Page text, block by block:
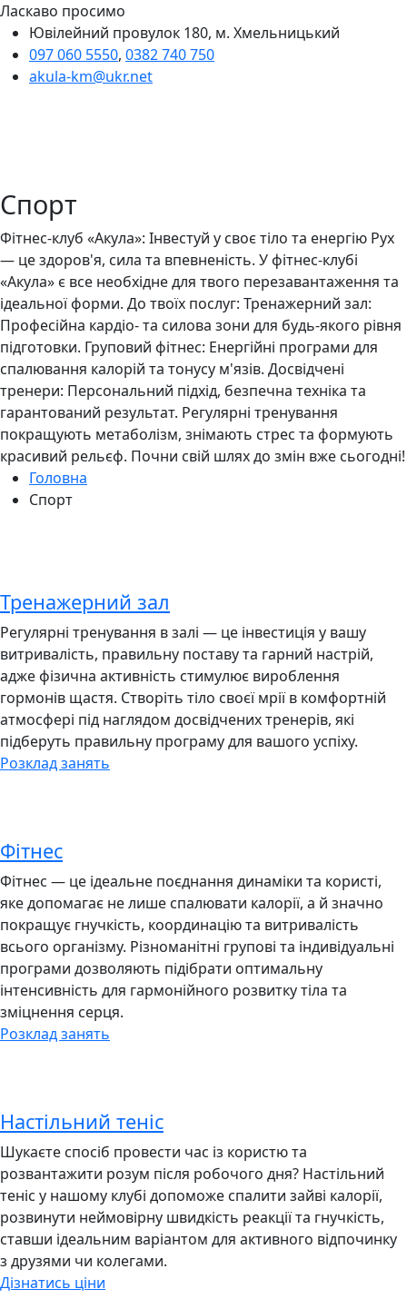
Ласкаво просимо
Ювілейний провулок 180, м. Хмельницький
097 060 5550, 0382 740 750
akula-km@ukr.net
Спорт
Фітнес-клуб «Акула»: Інвестуй у своє тіло та енергію Рух
— це здоров'я, сила та впевненість. У фітнес-клубі
«Акула» є все необхідне для твого перезавантаження та
ідеальної форми. До твоїх послуг: Тренажерний зал:
Професійна кардіо- та силова зони для будь-якого рівня
підготовки. Груповий фітнес: Енергійні програми для
спалювання калорій та тонусу м'язів. Досвідчені
тренери: Персональний підхід, безпечна техніка та
гарантований результат. Регулярні тренування
покращують метаболізм, знімають стрес та формують
красивий рельєф. Почни свій шлях до змін вже сьогодні!
Головна
Спорт
Тренажерний зал
Регулярні тренування в залі — це інвестиція у вашу
витривалість, правильну поставу та гарний настрій,
адже фізична активність стимулює вироблення
гормонів щастя. Створіть тіло своєї мрії в комфортній
атмосфері під наглядом досвідчених тренерів, які
підберуть правильну програму для вашого успіху.
Розклад занять
Фітнес
Фітнес — це ідеальне поєднання динаміки та користі,
яке допомагає не лише спалювати калорії, а й значно
покращує гнучкість, координацію та витривалість
всього організму. Різноманітні групові та індивідуальні
програми дозволяють підібрати оптимальну
інтенсивність для гармонійного розвитку тіла та
зміцнення серця.
Розклад занять
Настільний теніс
Шукаєте спосіб провести час із користю та
розвантажити розум після робочого дня? Настільний
теніс у нашому клубі допоможе спалити зайві калорії,
розвинути неймовірну швидкість реакції та гнучкість,
ставши ідеальним варіантом для активного відпочинку
з друзями чи колегами.
Дізнатись ціни